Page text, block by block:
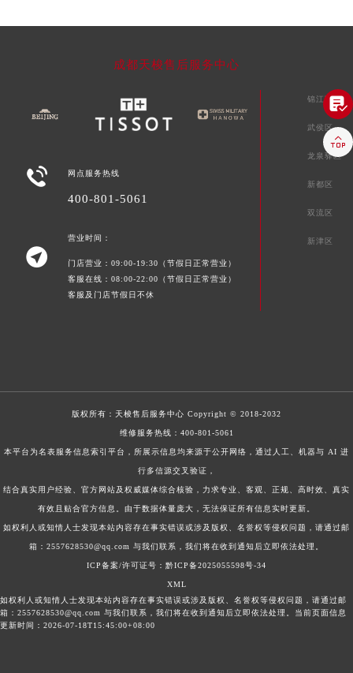
成都天梭售后服务中心
 网点服务热线
400-801-5061

营业时间：
门店营业：09:00-19:30（节假日正常营业）
客服在线：08:00-22:00（节假日正常营业）
客服及门店节假日不休
锦江区
武侯区
龙泉驿区
新都区
双流区
新津区
版权所有： 天梭售后服务中心 Copyright © 2018-2032
维修服务热线： 400-801-5061
本平台为名表服务信息索引平台，所展示信息均来源于公开网络，通过人工、机器与 AI 进
行多信源交叉验证，
结合真实用户经验、官方网站及权威媒体综合核验，力求专业、客观、正规、高时效、真实
有效且贴合官方信息。由于数据体量庞大，无法保证所有信息实时更新。
如权利人或知情人士发现本站内容存在事实错误或涉及版权、名誉权等侵权问题，请通过邮
箱：2557628530@qq.com 与我们联系，我们将在收到通知后立即依法处理。
ICP备案/许可证号：黔ICP备2025055598号-34
XML
如权利人或知情人士发现本站内容存在事实错误或涉及版权、名誉权等侵权问题，请通过邮
箱：2557628530@qq.com 与我们联系，我们将在收到通知后立即依法处理。当前页面信息
更新时间：2026-07-18T15:45:00+08:00

